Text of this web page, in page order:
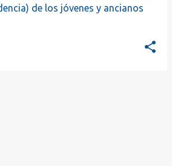
de los jóvenes y ancianos